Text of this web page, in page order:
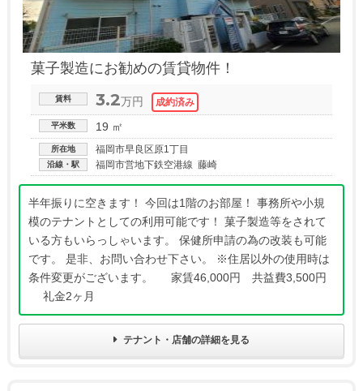
菓子製造にお勧めの賃貸物件！
賃料 3.2万円
平米数 19 ㎡
所在地 福岡市早良区原1丁目
沿線・駅 福岡市営地下鉄空港線 藤崎
半年振りに空きます！ 今回は1階のお部屋！ 事務所や小規
模のテナントとしての利用可能です！ 菓子製造等をされて
いる方もいらっしゃいます。 保健所申請の為の改装も可能
です。 是非、お問い合わせ下さい。 ※住居以外の使用時は
条件変更がございます。 家賃46,000円 共益費3,500円
礼金2ヶ月
テナント・店舗の詳細を見る